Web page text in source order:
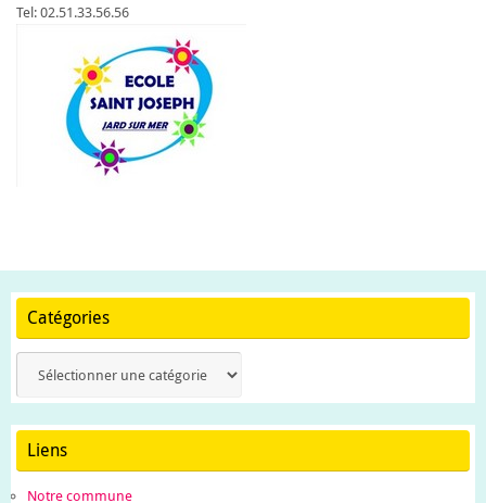
Tel: 02.51.33.56.56
Catégories
Liens
Notre commune